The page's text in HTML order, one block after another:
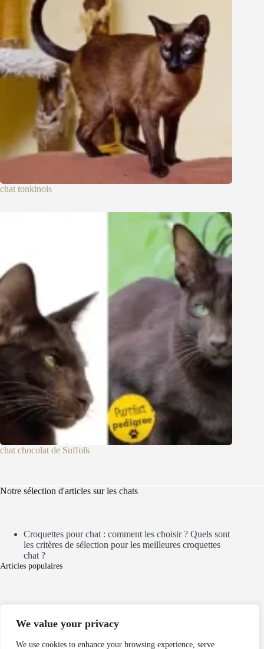
We value your privacy
We use cookies to enhance your browsing experience, serve
chat tonkinois
chat chocolat de Suffolk
Notre sélection d'articles sur les chats
Croquettes pour chat : comment les choisir ? Quels sont
les critères de sélection pour les meilleures croquettes
chat ?
Articles populaires
Politique de cookies